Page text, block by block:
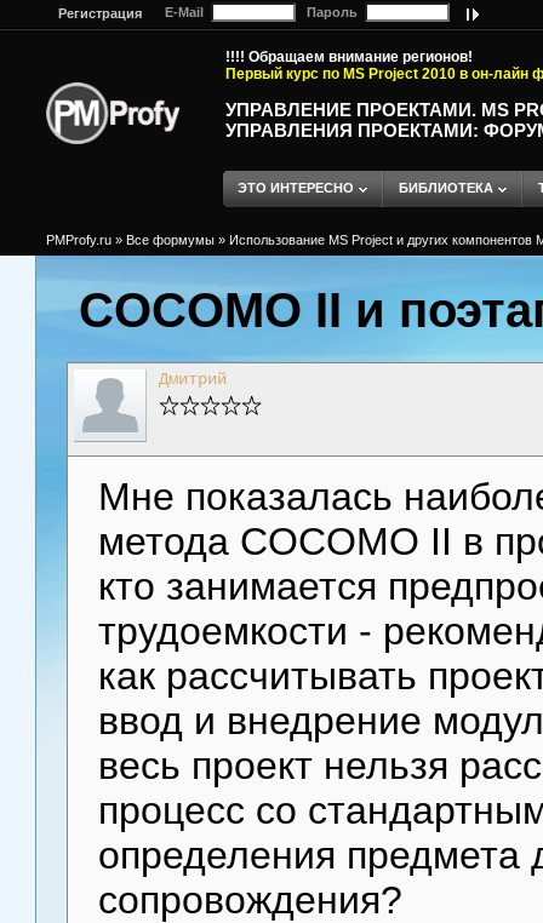
Регистрация E-Mail Пароль
!!!! Обращаем внимание регионов!
Первый курс по MS Project 2010 в он-лайн
УПРАВЛЕНИЕ ПРОЕКТАМИ. MS
УПРАВЛЕНИЯ ПРОЕКТАМИ:
ЭТО ИНТЕРЕСНО БИБЛИОТЕКА
PMProfy.ru » Все формумы » Использование MS Project и других компонентов
COCOMO II и
Дмитрий
Мне показалась
метода COCOMO II в
кто занимается
трудоемкости -
как рассчитывать
ввод и внедрение
весь проект нельзя
процесс со
определения предмета
сопровождения?